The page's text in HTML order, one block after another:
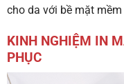
cho da với bề mặt
KINH NGHIỆM IN
PHỤC